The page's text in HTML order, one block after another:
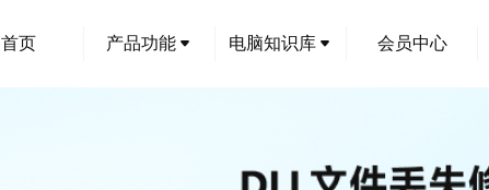
首页 产品功能 电脑知识库 会员中心